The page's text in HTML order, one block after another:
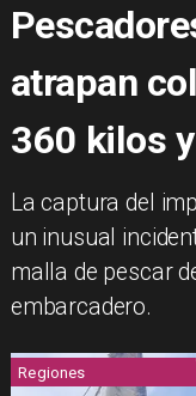
atrapan
360 kilos
​La captura del
un inusual
malla de pescar
embarcadero.
Regiones